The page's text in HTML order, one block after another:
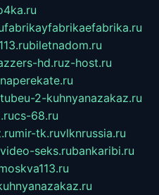
fabrikayfabrikaefabrika.ru
biletnadom.ru
hd.ruz-host.ru
naperekate.ru
2-kuhnyanazakaz.ru
cs-68.ru
mir-tk.ruvlknrussia.ru
video-seks.rubankaribi.ru